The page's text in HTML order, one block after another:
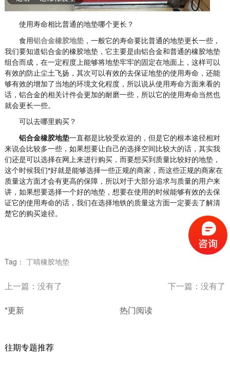
使用寿命相比普通的地垫哪个更长？
食用铝合金橡胶地垫，一般它的寿命要比普通的地垫更长一些，
我们要知道铝合金的橡胶地垫，它主要是由铝合金和普通的橡胶地垫
组合而成，在一定程度上能够将地垫牢牢的固定在地面上，这样可以
有效的防止尘土飞扬，其次可以有效的去保证地垫的使用寿命，还能
够有效的增加了当地的环境文化程度，所以说从使用寿命方面来看的
话，铝合金的相关计件会更加的耐磨一些，所以它的使用寿命当然也
就会更长一些。
可以去哪里购买？
铝合金橡胶地垫一直都是比较受欢迎的，但是它的根本途径相对
来说会比较多一些，如果想要让自己的选择空间比较大的话，其实我
们还是可以选择在网上来进行购买，而要想买到质量比较好的地垫，
这个时候我们*好就是能够选择一些正规的商家，而这些正规的商家在
质量这方面才会有更高的保障，所以对于大部分追求与质量的用户来
讲，如果想要选择一个好的地垫，想要在使用的时候能够有效的去保
证它的使用寿命的话，我们在选择地铁的质量这方面一定要去了解清
楚它的购买途径。
Tag： 丁晴橡胶地垫
上一篇：没有了 下一篇：没有了
*更新 热门阅读
往期专题推荐